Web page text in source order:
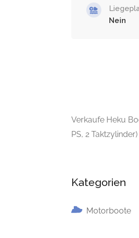
Nein
Verkaufe Heku
PS, 2
Kategorien
Motorboote